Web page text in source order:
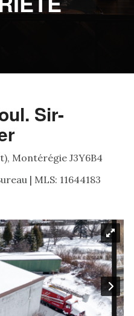
Sir-
Montérégie J3Y6B4
| MLS: 11644183